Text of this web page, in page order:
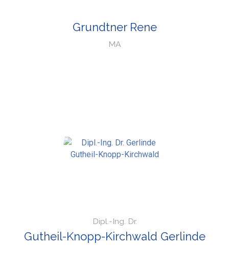
Grundtner Rene
MA
Dipl.-Ing. Dr.
Gutheil-Knopp-Kirchwald Gerlinde